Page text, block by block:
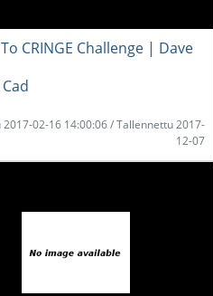
CRINGE Challenge | Dave
2017-02-16 14:00:06 / Tallennettu 2017-
12-07